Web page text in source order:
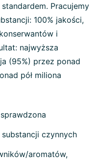
Pracujemy
100% jakości,
i
najwyższa
(95%) przez ponad
pół miliona
czynnych
aromatów,